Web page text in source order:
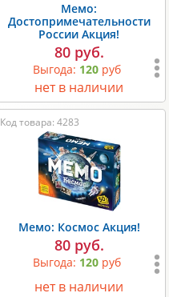
Мемо:
Достопримечательности
России Акция!
80 руб.
Выгода: 120руб
нет в наличии
Код товара: 4283
Мемо: Космос Акция!
80 руб.
Выгода: 120руб
нет в наличии